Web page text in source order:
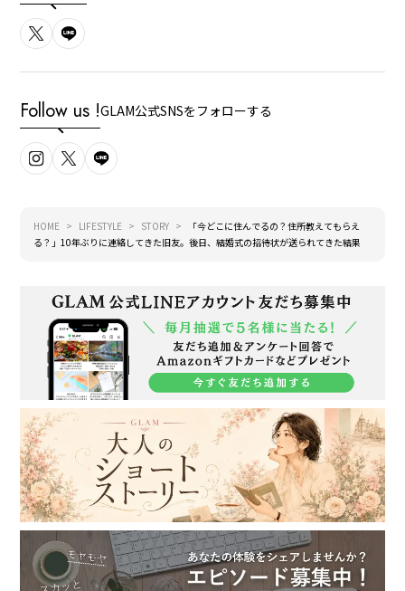
Follow us !GLAM公式SNSをフォローする
HOME LIFESTYLE STORY
「今どこに住んでるの？住所教えてもらえ
る？」10年ぶりに連絡してきた旧友。後日、結婚式の招待状が送られてきた結果